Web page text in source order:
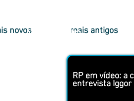
novos mais antigos
Multimídia
RP em vídeo: a
entrevista